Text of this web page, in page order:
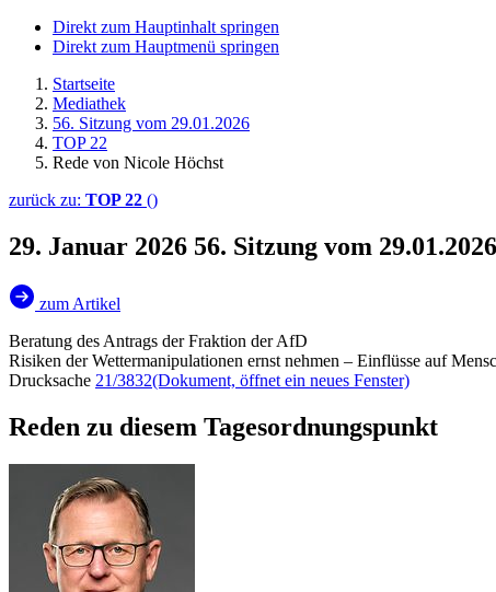
Direkt zum Hauptinhalt springen
Direkt zum Hauptmenü springen
Startseite
Mediathek
56. Sitzung vom 29.01.2026
TOP 22
Rede von Nicole Höchst
zurück zu: TOP 22 ()
29. Januar 2026 56. Sitzung vom
zum Artikel
Beratung des Antrags der Fraktion der AfD
Risiken der Wettermanipulationen ernst nehmen – Einflüsse auf
Drucksache 21/3832(Dokument, öffnet ein neues Fenster)
Reden zu diesem Tagesordnungspunkt